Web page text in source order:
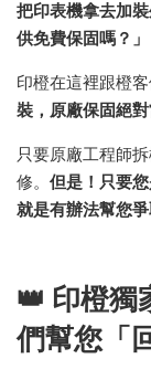
把印表機拿去加
供免費保固嗎？」
印橙在這裡跟橙客
裝，原廠保固絕對
只要原廠工程師
修。 但是！只要
就是有辦法幫您爭
👑 印橙獨
們幫您「